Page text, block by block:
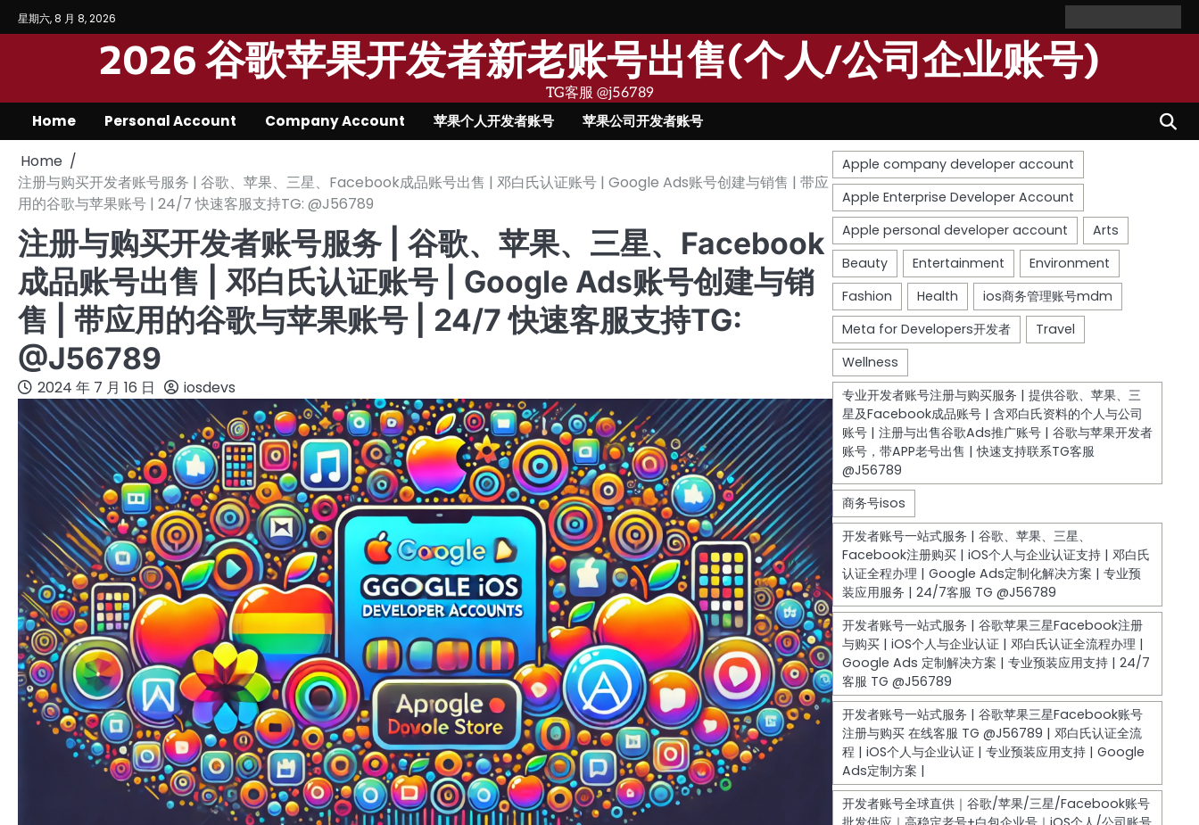
Skip
to
星期六, 8 月 8, 2026
AccountAccount
果
发
果
发
者
账
2026 谷歌苹果开发者新老账号出售(个人/公司企业账号)
TG客服 @j56789
Home Personal Account Company Account 苹果个人开发者账号 苹果公司开发者账号
Home
注册与购买开发者账号服务 | 谷歌、苹果、三星、Facebook成品账号出售 | 邓白氏认证账号 | Google Ads账号创建与销售 | 带应
用的谷歌与苹果账号 | 24/7 快速客服支持TG: @J56789
注册与购买开发者账号服务 | 谷歌、苹果、三星、Facebook
成品账号出售 | 邓白氏认证账号 | Google Ads账号创建与销
售 | 带应用的谷歌与苹果账号 | 24/7 快速客服支持TG:
@J56789
2024 年 7 月 16 日 iosdevs